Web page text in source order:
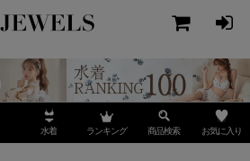
水着 ランキング 商品検索 お気に入り